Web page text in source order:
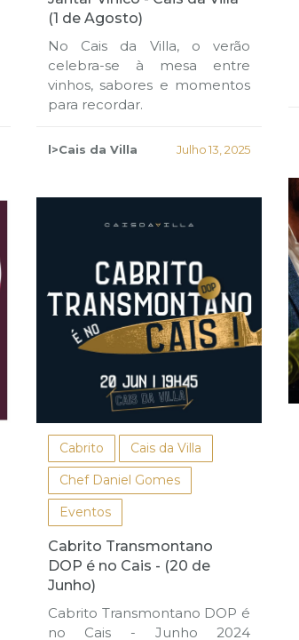
(1 de Agosto)
No Cais da Villa, o verão
celebra-se à mesa entre
vinhos, sabores e momentos
para recordar.
l>Cais da Villa Julho 13, 2025
Cabrito
Cais da Villa
Chef Daniel Gomes
Eventos
Cabrito Transmontano
DOP é no Cais - (20 de
Junho)
Cabrito Transmontano DOP é
no Cais - Junho 2024